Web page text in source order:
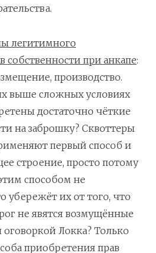
легитимного
собственности при анкапе:
производство.
выше сложных условиях
достаточно чёткие
на заброшку? Сквоттеры
первый способ и
строение, просто потому
способом не
убережёт их от того, что
не явятся возмущённые
оговоркой Локка? Только
приобретения прав